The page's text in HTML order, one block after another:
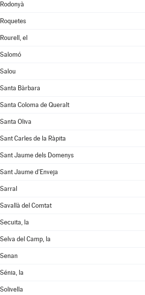
Rodonyà
Roquetes
Rourell, el
Salomó
Salou
Santa Bàrbara
Santa Coloma de Queralt
Santa Oliva
Sant Carles de la Ràpita
Sant Jaume dels Domenys
Sant Jaume d'Enveja
Sarral
Savallà del Comtat
Secuita, la
Selva del Camp, la
Senan
Sénia, la
Solivella